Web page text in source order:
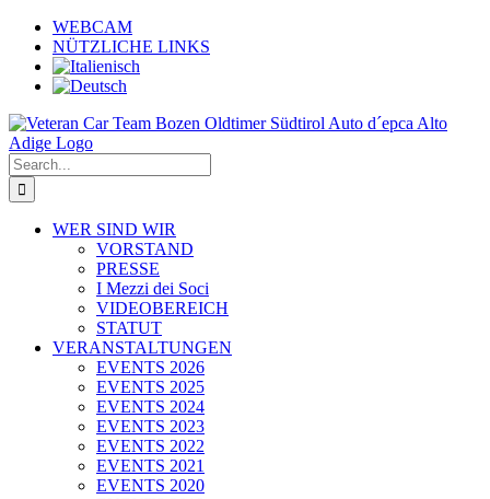
Skip
content
WEBCAM
NÜTZLICHE LINKS
Search
for:
WER SIND WIR
VORSTAND
PRESSE
I Mezzi dei Soci
VIDEOBEREICH
STATUT
VERANSTALTUNGEN
EVENTS 2026
EVENTS 2025
EVENTS 2024
EVENTS 2023
EVENTS 2022
EVENTS 2021
EVENTS 2020